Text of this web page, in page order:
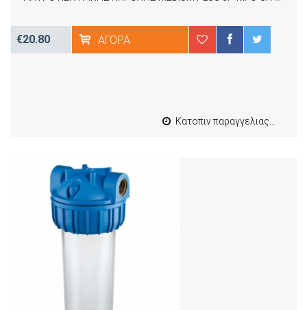
€20.80 ΑΓΟΡΆ
Κατοπιν παραγγελιας από 4 έως 10 εργασιμες